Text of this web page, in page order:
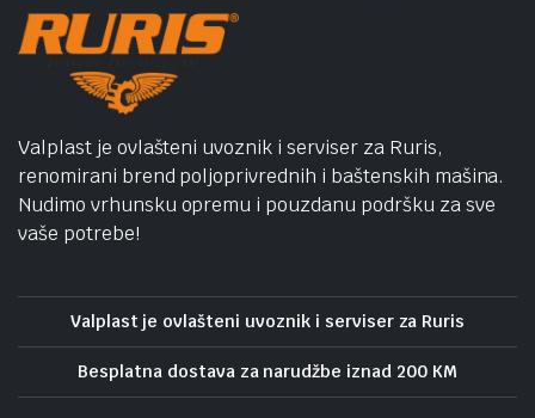
Valplast je ovlašteni uvoznik i serviser za Ruris,
renomirani brend poljoprivrednih i baštenskih mašina.
Nudimo vrhunsku opremu i pouzdanu podršku za sve
vaše potrebe!
Valplast je ovlašteni uvoznik i serviser za Ruris
Besplatna dostava za narudžbe iznad 200 KM